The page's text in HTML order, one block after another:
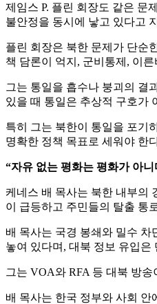
제임스 P. 플린 회장도 같은 문
불안정을 동시에 낳고 있다고
플린 회장은 북한 문제가 단순
책 담론이 억지, 군비통제, 이
그는 통일을 흡수나 붕괴의 결
있을 때 통일은 추상적 구호가
특히 그는 북한이 통일을 포기
명확한 정책 목표로 세워야 한
“자유 없는 평화는 평화가 아니
케네스 배 목사는 북한 내부의
이 급등하고 주민들의 탈출 통
배 목사는 국경 봉쇄와 밀수 차
놓여 있다며, 대북 정보 유입
그는 VOA와 RFA 등 대북 방
배 목사는 한국 정부와 사회 안